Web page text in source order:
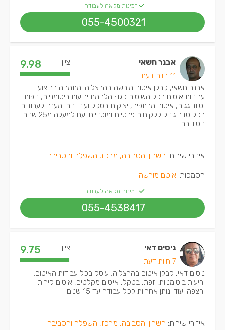
זמינות מלאה לעבודה
055-4500321
אבנר חשאי
11 חוות דעת
ציון: 9.98
אבנר חשאי, קבלן איטום מורשה בהרצליה. מתמחה בביצוע
עבודות איטום בכל השיטות כגון: הלחמת יריעות ביטומניות, זיפות
וסיוד גגות, איטום מרתפים, יציקות בטקל ועוד. נותן מענה לעבודות
בכל סדר גודל ללקוחות פרטיים ומוסדיים. עם למעלה מ25 שנות
ניסיון בת...
איזורי שירות: השרון והסביבה, מרכז, השפלה והסביבה
הסמכות: אוטם מורשה
זמינות מלאה לעבודה
055-4538417
ניסים דאי
7 חוות דעת
ציון: 9.75
ניסים דאי, קבלן איטום בהרצליה. עוסק בכל עבודות האיטום:
יריעות ביטומניות, זפת, בטקל, איטום מקלטים, איטום קירות
ורצפה ועוד. נותן אחריות לכל עבודה עד 15 שנים.
איזורי שירות: השרון והסביבה, מרכז, השפלה והסביבה